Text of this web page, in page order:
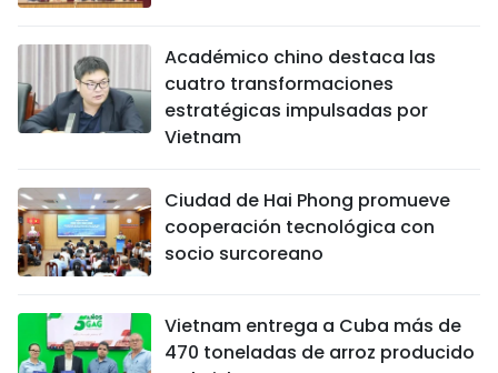
Académico chino destaca las
cuatro transformaciones
estratégicas impulsadas por
Vietnam
Ciudad de Hai Phong promueve
cooperación tecnológica con
socio surcoreano
Vietnam entrega a Cuba más de
470 toneladas de arroz producido